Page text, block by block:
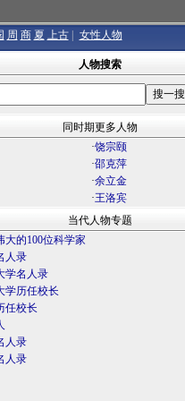
周 商 夏 上古 女性人物
人物搜索
同时期更多人物
·饶宗颐
·邵克萍
·余立金
·王洛宾
当代人物专题
大的100位科学家
人录
学名人录
学历任校长
任校长
人录
人录